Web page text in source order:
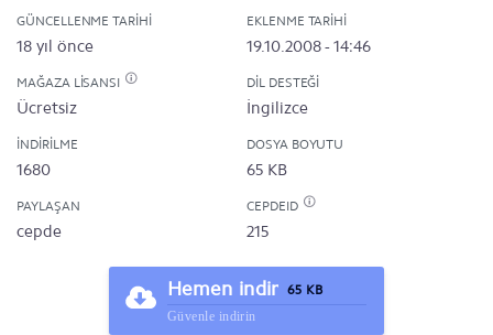
GÜNCELLENME TARIHI
18 yıl önce
EKLENME TARIHI
19.10.2008 - 14:46
MAĞAZA LISANSI
Ücretsiz
DIL DESTEĞI
İngilizce
İNDIRILME
1680
DOSYA BOYUTU
65 KB
PAYLAŞAN
cepde
CEPDEID
215
Hemen indir 65 KB
Güvenle indirin